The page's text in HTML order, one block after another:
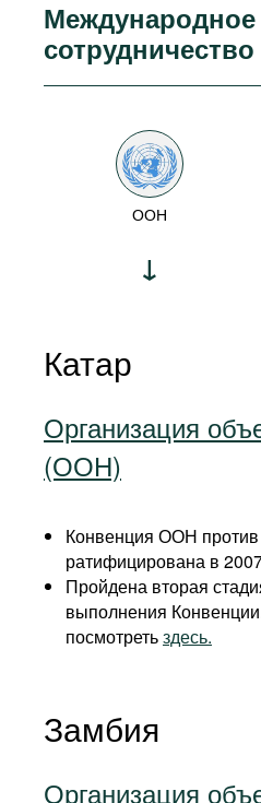
Международное
сотрудничество
ООН
Катар
Организация
(ООН)
Конвенция ООН против
ратифицирована в
Пройдена вторая
выполнения
посмотретьздесь.
Замбия
Организация